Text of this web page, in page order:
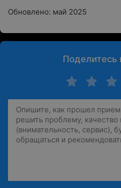
Обновлено: май 2025